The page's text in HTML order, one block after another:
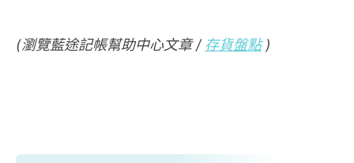
(瀏覽藍途記帳幫助中心文章 / 存貨盤點)